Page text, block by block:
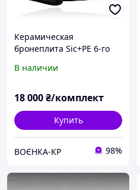
Керамическая
бронеплита Sic+PE 6-го
В наличии
18 000₴/комплект
Купить
ВОЄНКА-КР 98%